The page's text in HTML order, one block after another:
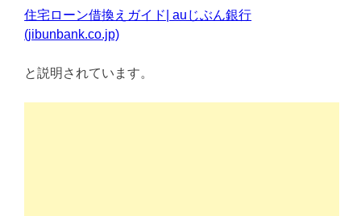
住宅ローン借換えガイド| auじぶん銀行
(jibunbank.co.jp)
と説明されています。